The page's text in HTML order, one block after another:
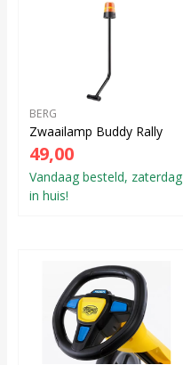
BERG
Zwaailamp Buddy Rally
49,00
Vandaag besteld, zaterdag
in huis!